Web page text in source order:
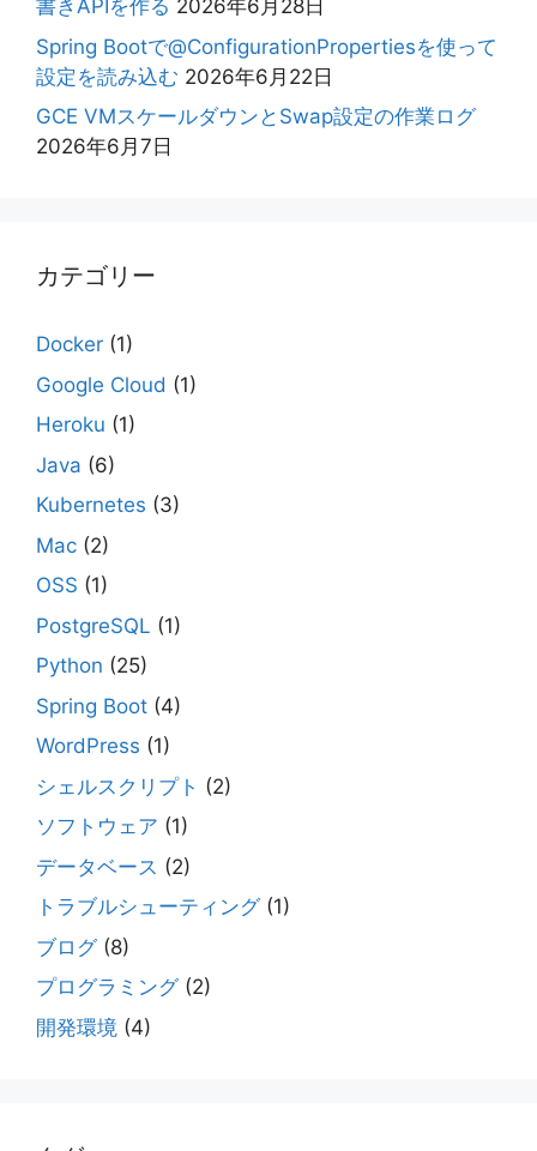
書きAPIを作る 2026年6月28日
Spring Bootで@ConfigurationPropertiesを使って
設定を読み込む 2026年6月22日
GCE VMスケールダウンとSwap設定の作業ログ
2026年6月7日
カテゴリー
Docker (1)
Google Cloud (1)
Heroku (1)
Java (6)
Kubernetes (3)
Mac (2)
OSS (1)
PostgreSQL (1)
Python (25)
Spring Boot (4)
WordPress (1)
シェルスクリプト (2)
ソフトウェア (1)
データベース (2)
トラブルシューティング(1)
ブログ(8)
プログラミング(2)
開発環境 (4)